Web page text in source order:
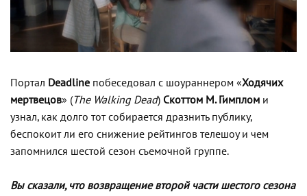
Портал Deadline побеседовал с шоураннером «Ходячих
мертвецов» (The Walking Dead) Скоттом М. Гимплом и
узнал, как долго тот собирается дразнить публику,
беспокоит ли его снижение рейтингов телешоу и чем
запомнился шестой сезон съемочной группе.
Вы сказали, что возвращение второй части шестого сезона